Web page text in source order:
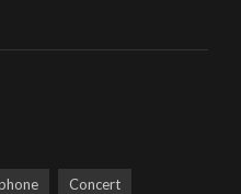
Concert